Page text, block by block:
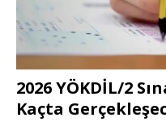
2026 YÖKDİL/2
Kaçta